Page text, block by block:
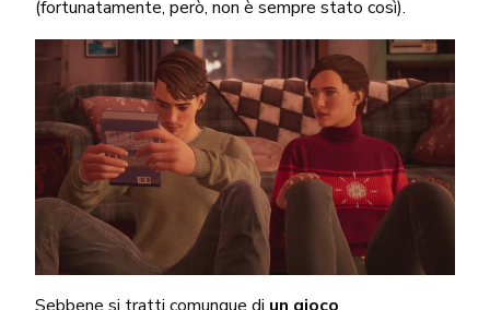
(fortunatamente, però, non è sempre stato così).